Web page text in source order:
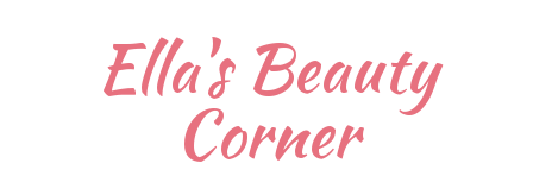
Ella's Beauty
Corner